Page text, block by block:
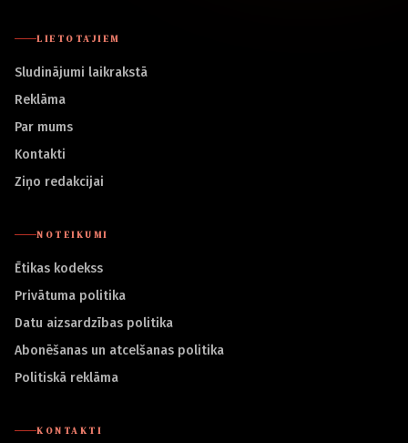
LIETOTĀJIEM
Sludinājumi laikrakstā
Reklāma
Par mums
Kontakti
Ziņo redakcijai
NOTEIKUMI
Ētikas kodekss
Privātuma politika
Datu aizsardzības politika
Abonēšanas un atcelšanas politika
Politiskā reklāma
KONTAKTI